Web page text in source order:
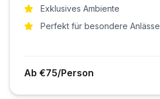
Exklusives Ambiente
Perfekt für besondere Anlässe
Ab €75/Person